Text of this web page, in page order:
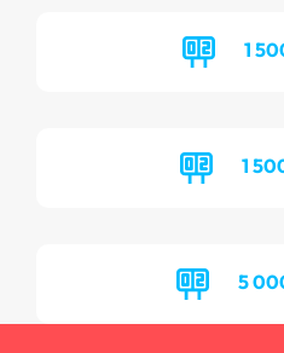
1
1
5